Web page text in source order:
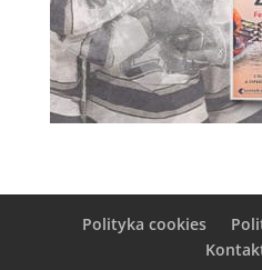
Polityka cookies